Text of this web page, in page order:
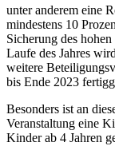
unter anderem eine
mindestens 10
Sicherung des
Laufe des Jahres
weitere
bis Ende 2023
Besonders ist an
Veranstaltung eine
Kinder ab 4 Jahren